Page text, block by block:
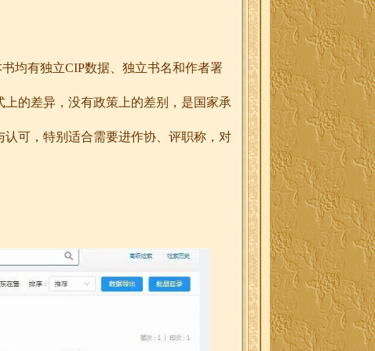
均有独立CIP数据、独立书名和作者署
的差异，没有政策上的差别，是国家承
可，特别适合需要进作协、评职称，对